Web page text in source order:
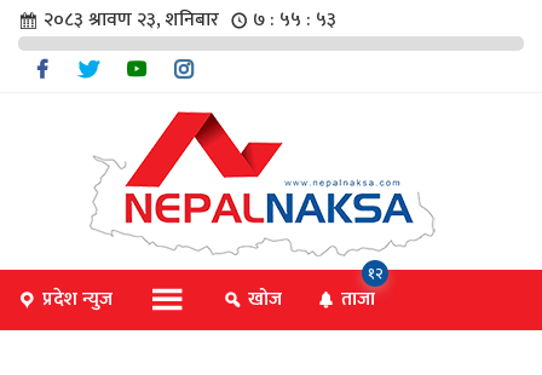
२०८३ श्रावण २३, शनिबार ७ : ५५ : ५३
प्रदेश न्युज खोज ताजा
१२